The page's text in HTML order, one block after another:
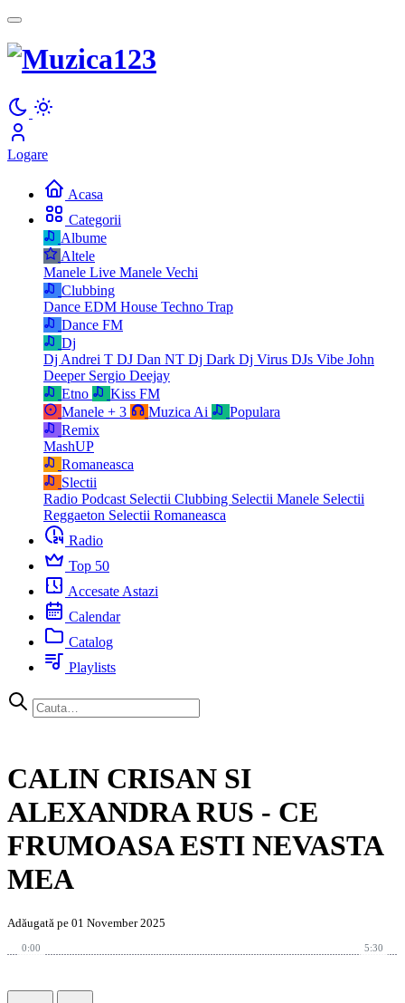
Logare
Acasa
Categorii
Albume
Altele
Manele Live Manele Vechi
Clubbing
Dance EDM House Techno Trap
Dance FM
Dj
Dj Andrei T DJ Dan NT Dj Dark Dj Virus DJs Vibe John
Deeper Sergio Deejay
Etno
Kiss FM
Manele + 3 Muzica Ai
Populara
Remix
MashUP
Romaneasca
Slectii
Radio Podcast Selectii Clubbing Selectii Manele Selectii
Reggaeton Selectii Romaneasca
Radio
Top 50
Accesate Astazi
Calendar
Catalog
Playlists
CALIN CRISAN SI
ALEXANDRA RUS - CE
FRUMOASA ESTI NEVASTA
MEA
Adăugată pe 01 November 2025
0:00 5:30